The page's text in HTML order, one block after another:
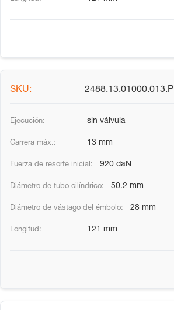
2488.13.01000.013.P
sin válvula
13 mm
920 daN
50.2 mm
28 mm
121 mm